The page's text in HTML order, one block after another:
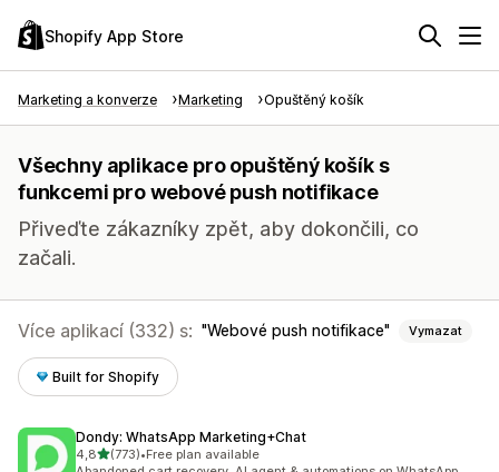
Shopify App Store
Marketing a konverze Marketing Opuštěný košík
Všechny aplikace pro opuštěný košík s
funkcemi pro webové push notifikace
Přiveďte zákazníky zpět, aby dokončili, co
začali.
Více aplikací (332) s: Webové push notifikace Vymazat
Built for Shopify
Dondy: WhatsApp Marketing+Chat
4,8z 5 hvězd
(773)
Celkový počet recenzí: 773
•Free plan available